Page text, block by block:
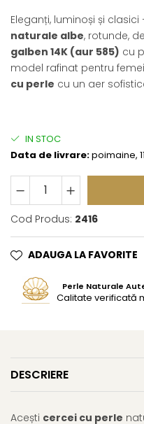
Eleganți, luminoși și clasici
naturale albe, rotunde,
galben 14K (aur 585) cu
model rafinat pentru
cu perle cu un aer
IN STOC
Data de livrare:poimaine,
Cod Produs: 2416
ADAUGA LA FAVORITE
Perle Naturale
Calitate verificată
DESCRIERE
Acești cercei cu perle